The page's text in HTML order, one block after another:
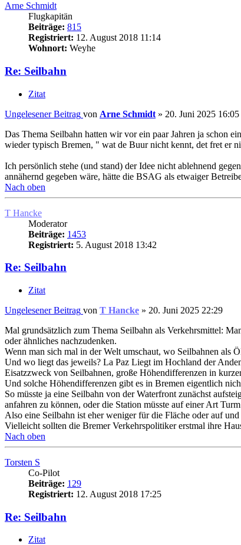
Arne Schmidt
Flugkapitän
Beiträge: 815
Registriert: 12. August 2018 11:14
Wohnort: Weyhe
Re: Seilbahn
Zitat
Ungelesener Beitrag von Arne Schmidt » 20. Juni 2025 16:05
Das Thema Seilbahn hatten wir vor ein paar Jahren ja schon
wieder typisch Bremen, " wat de Buur nicht kennt, det fret er
Ich persönlich stehe (und stand) der Idee nicht ablehnend
annähernd gegeben wäre, hätte die BSAG als etwaiger
Nach oben
T Hancke
Moderator
Beiträge: 1453
Registriert: 5. August 2018 13:42
Re: Seilbahn
Zitat
Ungelesener Beitrag von T Hancke » 20. Juni 2025 22:29
Mal grundsätzlich zum Thema Seilbahn als Verkehrsmittel:
oder ähnliches nachzudenken.
Wenn man sich mal in der Welt umschaut, wo Seilbahnen als
Und wo liegt das jeweils? La Paz Liegt im Hochland der
Eisatzzweck von Seilbahnen, große Höhendifferenzen in
Und solche Höhendifferenzen gibt es in Bremen eigentlich
So müsste ja eine Seilbahn von der Waterfront zunächst
anfahren zu können, oder die Station müsste auf einer Art
Also eine Seilbahn ist eher weniger für die Fläche oder auf
Vielleicht sollten die Bremer Verkehrspolitiker erstmal ihre
Nach oben
Torsten S
Co-Pilot
Beiträge: 129
Registriert: 12. August 2018 17:25
Re: Seilbahn
Zitat